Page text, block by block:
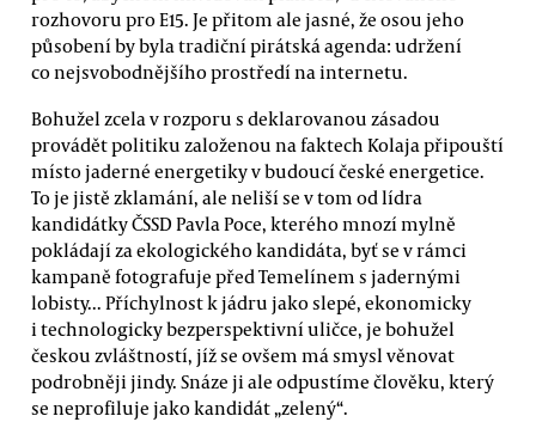
rozhovoru pro E15. Je přitom ale jasné, že osou jeho
působení by byla tradiční pirátská agenda: udržení
co nejsvobodnějšího prostředí na internetu.
Bohužel zcela v rozporu s deklarovanou zásadou
provádět politiku založenou na faktech Kolaja připouští
místo jaderné energetiky v budoucí české energetice.
To je jistě zklamání, ale neliší se v tom od lídra
kandidátky ČSSD Pavla Poce, kterého mnozí mylně
pokládají za ekologického kandidáta, byť se v rámci
kampaně fotografuje před Temelínem s jadernými
lobisty... Příchylnost k jádru jako slepé, ekonomicky
i technologicky bezperspektivní uličce, je bohužel
českou zvláštností, jíž se ovšem má smysl věnovat
podrobněji jindy. Snáze ji ale odpustíme člověku, který
se neprofiluje jako kandidát „zelený“.